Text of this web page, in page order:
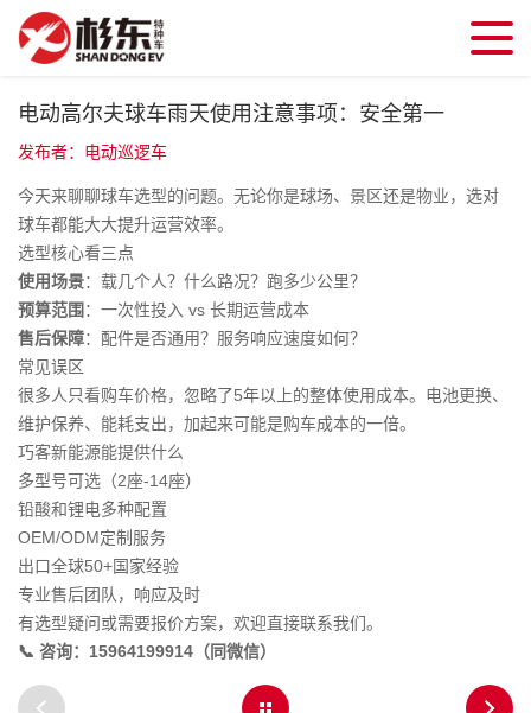
电动高尔夫球车雨天使用注意事项：安全第一
发布者：电动巡逻车
今天来聊聊球车选型的问题。无论你是球场、景区还是物业，选对
球车都能大大提升运营效率。
选型核心看三点
使用场景：载几个人？什么路况？跑多少公里？
预算范围 ：一次性投入 vs 长期运营成本
售后保障：配件是否通用？服务响应速度如何？
常见误区
很多人只看购车价格，忽略了5年以上的整体使用成本。电池更换、
维护保养、能耗支出，加起来可能是购车成本的一倍。
巧客新能源能提供什么
多型号可选（2座-14座）
铅酸和锂电多种配置
OEM/ODM定制服务
出口全球50+国家经验
专业售后团队，响应及时
有选型疑问或需要报价方案，欢迎直接联系我们。
📞 咨询：15964199914（同微信）